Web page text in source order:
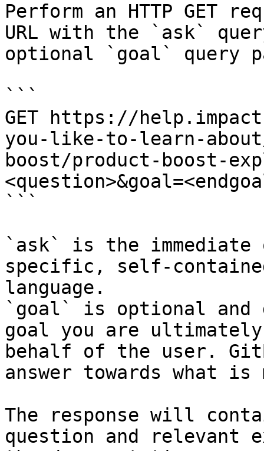
Perform an HTTP GET
URL with the `ask`
optional `goal` query
```
GET https://
you-like-to-learn-
boost/product-boost-
```
`ask` is the
specific, self-
language.
`goal` is optional and
goal you are
behalf of the user.
answer towards what
The response will
question and relevant